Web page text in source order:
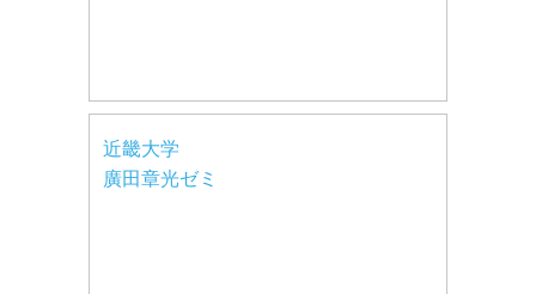
近畿大学
廣田章光ゼミ